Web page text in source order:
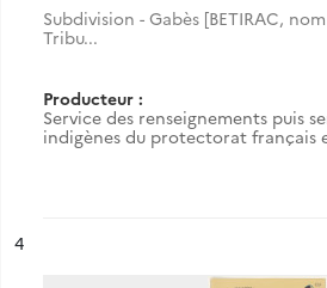
Subdivision - Gabès [BETIRAC,
Tribu...
Producteur :
Service des renseignements puis
indigènes du protectorat français
n°
4